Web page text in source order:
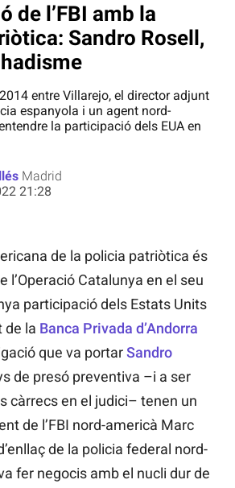
de l’FBI amb la
Sandro Rosell,
entre Villarejo, el director adjunt
espanyola i un agent nord-
la participació dels EUA en
Madrid
21:28
de la policia patriòtica és
l’Operació Catalunya en el seu
participació dels Estats Units
de la Banca Privada d’Andorra
que va portarSandro
de presó preventiva –i a ser
càrrecs en el judici– tenen un
de l’FBI nord-americà Marc
de la policia federal nord-
fer negocis amb el nucli dur de